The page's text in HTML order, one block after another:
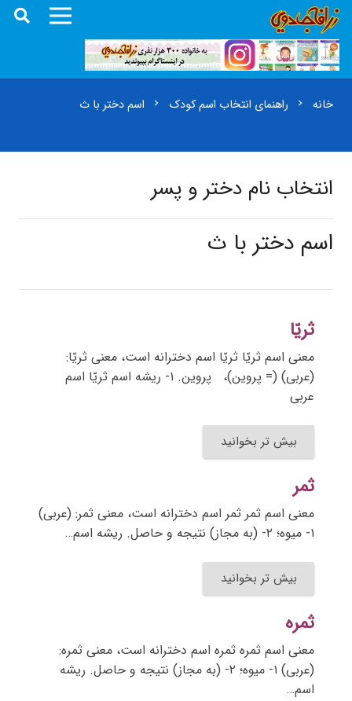
خانه chevron_right راهنمای انتخاب اسم کودک chevron_right اسم دختر با ث
انتخاب نام دختر و پسر
اسم دختر با ث
ثریّا
معنی اسم ثریّا ثریّا اسم دخترانه است، معنی ثریّا:
(عربی) (= پروین)، پروین. ۱- ریشه اسم ثریّا اسم
عربی
بیش تر بخوانید
ثمر
معنی اسم ثمر ثمر اسم دخترانه است، معنی ثمر: (عربی)
۱- میوه؛ ۲- (به مجاز) نتیجه و حاصل. ریشه اسم…
بیش تر بخوانید
ثمره
معنی اسم ثمره ثمره اسم دخترانه است، معنی ثمره:
(عربی) ۱- میوه؛ ۲- (به مجاز) نتیجه و حاصل. ریشه
اسم…